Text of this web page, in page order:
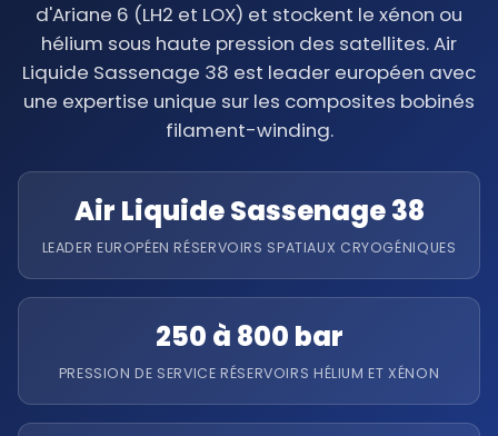
d'Ariane 6 (LH2 et LOX) et stockent le xénon ou
hélium sous haute pression des satellites. Air
Liquide Sassenage 38 est leader européen avec
une expertise unique sur les composites bobinés
filament-winding.
Air Liquide Sassenage 38
LEADER EUROPÉEN RÉSERVOIRS SPATIAUX CRYOGÉNIQUES
250 à 800 bar
PRESSION DE SERVICE RÉSERVOIRS HÉLIUM ET XÉNON